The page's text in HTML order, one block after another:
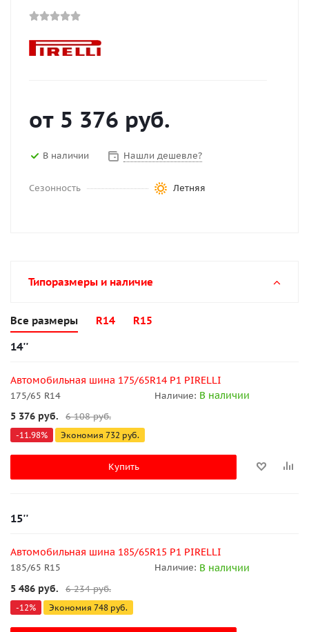
от 5 376 руб.
В наличии Нашли дешевле?
Сезонность Летняя
Типоразмеры и наличие
Все размеры R14 R15
14''
Автомобильная шина 175/65R14 P1 PIRELLI
175/65 R14 Наличие: В наличии
5 376 руб. 6 108руб.
-11.98% Экономия 732 руб.
Купить
15''
Автомобильная шина 185/65R15 P1 PIRELLI
185/65 R15 Наличие: В наличии
5 486 руб. 6 234руб.
-12% Экономия 748 руб.